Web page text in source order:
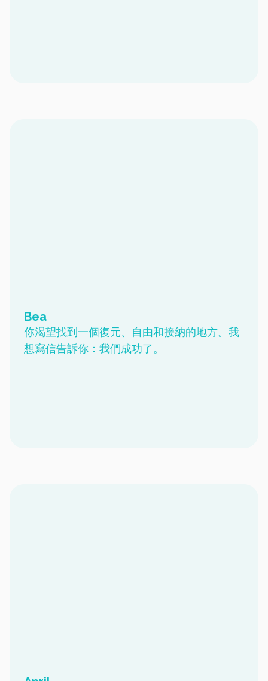
Bea
你渴望找到一個復元、自由和接納的地方。我
想寫信告訴你：我們成功了。